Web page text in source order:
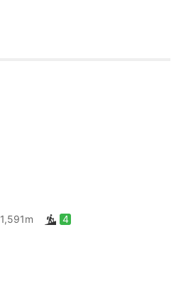
1,591m 4